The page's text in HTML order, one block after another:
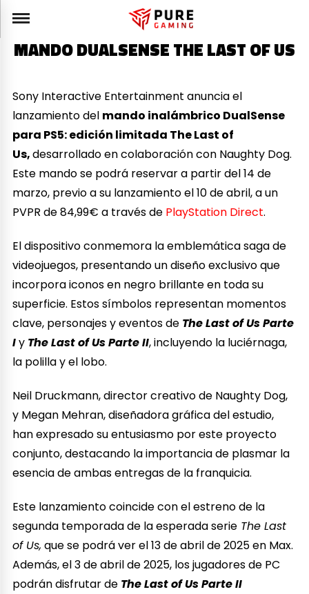
MANDO DUALSENSE THE LAST OF US
Sony Interactive Entertainment anuncia el
lanzamiento del mando inalámbrico DualSense
para PS5: edición limitada The Last of
Us,desarrollado en colaboración con Naughty Dog.
Este mando se podrá reservar a partir del 14 de
marzo, previo a su lanzamiento el 10 de abril, a un
PVPR de 84,99€ a través de PlayStation Direct.
El dispositivo conmemora la emblemática saga de
videojuegos, presentando un diseño exclusivo que
incorpora iconos en negro brillante en toda su
superficie. Estos símbolos representan momentos
clave, personajes y eventos de The Last of Us Parte
Iy The Last of Us Parte II, incluyendo la luciérnaga,
la polilla y el lobo.
Neil Druckmann, director creativo de Naughty Dog,
y Megan Mehran, diseñadora gráfica del estudio,
han expresado su entusiasmo por este proyecto
conjunto, destacando la importancia de plasmar la
esencia de ambas entregas de la franquicia.
Este lanzamiento coincide con el estreno de la
segunda temporada de la esperada serie The Last
of Us, que se podrá ver el 13 de abril de 2025 en Max.
Además, el 3 de abril de 2025, los jugadores de PC
podrán disfrutar de The Last of Us Parte II